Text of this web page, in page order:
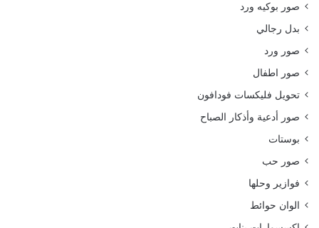
صور بوكيه ورد
بدل رجالي
صور ورد
صور اطفال
تحويل فليكسات فودافون
صور أدعية وأذكار الصباح
بوستات
صور حب
فوازير وحلها
الوان حوائط